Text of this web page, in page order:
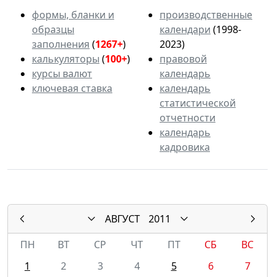
формы, бланки и
образцы
заполнения (1267+)
калькуляторы (100+)
курсы валют
ключевая ставка
производственные
календари (1998-
2023)
правовой
календарь
календарь
статистической
отчетности
календарь
кадровика
АВГУСТ
2011
ПН
ВТ СР ЧТ ПТ СБ
ВС
1
2 3 4 5 6
7